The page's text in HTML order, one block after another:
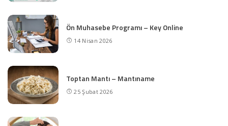
Ön Muhasebe Programı – Key Online
14 Nisan 2026
Toptan Mantı – Mantıname
25 Şubat 2026